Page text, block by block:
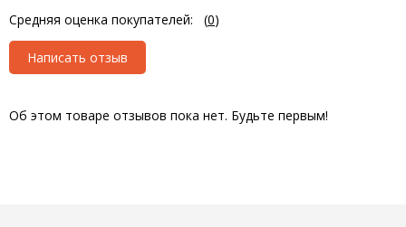
Средняя оценка покупателей: (0)
Написать отзыв
Об этом товаре отзывов пока нет. Будьте первым!